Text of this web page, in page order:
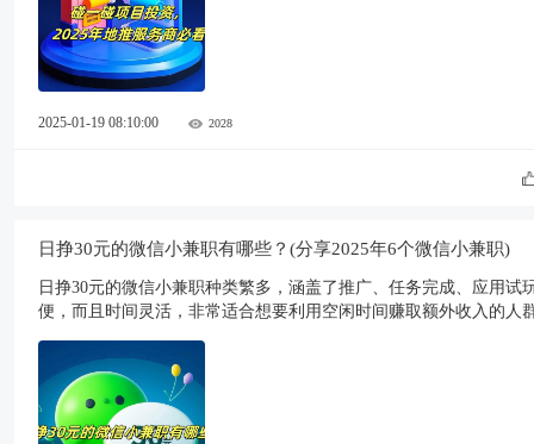
2025-01-19 08:10:00 2028
日挣30元的微信小兼职有哪些？(分享2025年6个微信小兼职)
日挣30元的微信小兼职种类繁多，涵盖了推广、任务完成、应用
便，而且时间灵活，非常适合想要利用空闲时间赚取额外收入的人